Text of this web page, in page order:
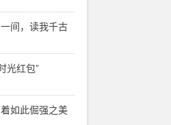
间，读我千古
光红包”
如此倔强之美